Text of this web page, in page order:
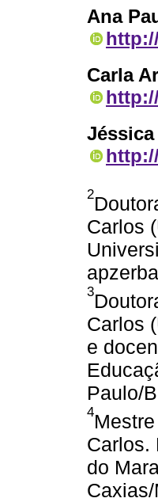
Ana
Carla
2
Carlos
3
Carlos
e
Paulo/
4
Carlos.
do